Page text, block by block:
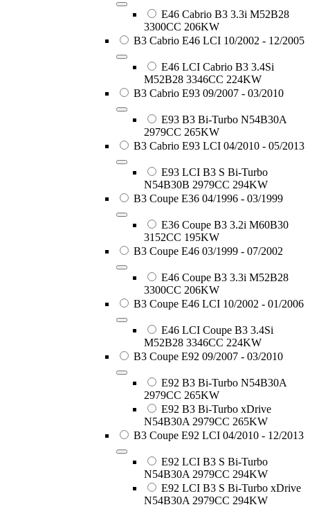
E46 Cabrio B3 3.3i M52B28
3300CC 206KW
B3 Cabrio E46 LCI 10/2002 - 12/2005
E46 LCI Cabrio B3 3.4Si
M52B28 3346CC 224KW
B3 Cabrio E93 09/2007 - 03/2010
E93 B3 Bi-Turbo N54B30A
2979CC 265KW
B3 Cabrio E93 LCI 04/2010 - 05/2013
E93 LCI B3 S Bi-Turbo
N54B30B 2979CC 294KW
B3 Coupe E36 04/1996 - 03/1999
E36 Coupe B3 3.2i M60B30
3152CC 195KW
B3 Coupe E46 03/1999 - 07/2002
E46 Coupe B3 3.3i M52B28
3300CC 206KW
B3 Coupe E46 LCI 10/2002 - 01/2006
E46 LCI Coupe B3 3.4Si
M52B28 3346CC 224KW
B3 Coupe E92 09/2007 - 03/2010
E92 B3 Bi-Turbo N54B30A
2979CC 265KW
E92 B3 Bi-Turbo xDrive
N54B30A 2979CC 265KW
B3 Coupe E92 LCI 04/2010 - 12/2013
E92 LCI B3 S Bi-Turbo
N54B30A 2979CC 294KW
E92 LCI B3 S Bi-Turbo xDrive
N54B30A 2979CC 294KW